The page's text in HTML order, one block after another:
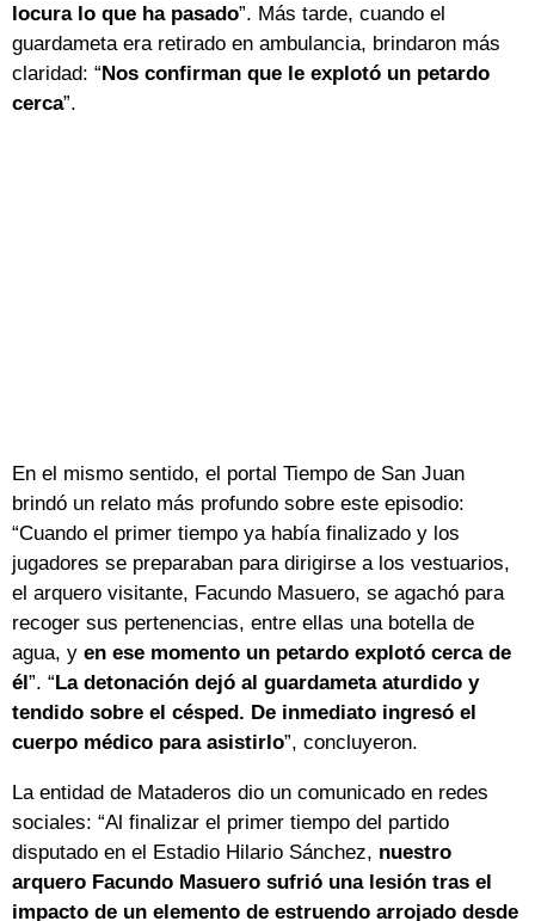
locura lo que ha pasado”. Más tarde, cuando el
guardameta era retirado en ambulancia, brindaron más
claridad: “Nos confirman que le explotó un petardo
cerca”.
En el mismo sentido, el portal Tiempo de San Juan
brindó un relato más profundo sobre este episodio:
“Cuando el primer tiempo ya había finalizado y los
jugadores se preparaban para dirigirse a los vestuarios,
el arquero visitante, Facundo Masuero, se agachó para
recoger sus pertenencias, entre ellas una botella de
agua, y en ese momento un petardo explotó cerca de
él ”. “ La detonación dejó al guardameta aturdido y
tendido sobre el césped. De inmediato ingresó el
cuerpo médico para asistirlo”, concluyeron.
La entidad de Mataderos dio un comunicado en redes
sociales: “Al finalizar el primer tiempo del partido
disputado en el Estadio Hilario Sánchez, nuestro
arquero Facundo Masuero sufrió una lesión tras el
impacto de un elemento de estruendo arrojado desde